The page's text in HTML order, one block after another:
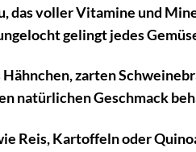
das voller Vitamine und
gelingt jedes
zarten
natürlichen Geschmack
Reis, Kartoffeln oder